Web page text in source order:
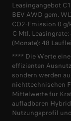
Leasingangebot
BEV AWD gem.
CO2-Emission 0
€ Mtl.
(Monate): 48
**** Die Werte
effizienten
sondern werden
nichttechnischen
Mittelwerte für
aufladbaren
Nutzungsprofil